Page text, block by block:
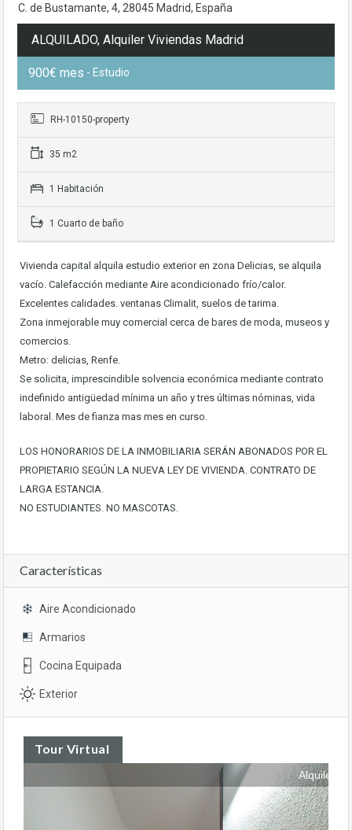
C. de Bustamante, 4, 28045 Madrid, España
ALQUILADO, Alquiler Viviendas Madrid
900€ mes - Estudio
RH-10150-property
35 m2
1 Habitación
1 Cuarto de baño
Vivienda capital alquila estudio exterior en zona Delicias, se alquila
vacío. Calefacción mediante Aire acondicionado frío/calor.
Excelentes calidades. ventanas Climalit, suelos de tarima.
Zona inmejorable muy comercial cerca de bares de moda, museos y
comercios.
Metro: delicias, Renfe.
Se solicita, imprescindible solvencia económica mediante contrato
indefinido antigüedad mínima un año y tres últimas nóminas, vida
laboral. Mes de fianza mas mes en curso.
LOS HONORARIOS DE LA INMOBILIARIA SERÁN ABONADOS POR EL
PROPIETARIO SEGÚN LA NUEVA LEY DE VIVIENDA. CONTRATO DE
LARGA ESTANCIA.
NO ESTUDIANTES. NO MASCOTAS.
Características
Aire Acondicionado
Armarios
Cocina Equipada
Exterior
Tour Virtual